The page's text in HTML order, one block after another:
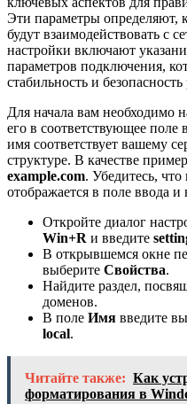
Эти параметры определяют,
будут взаимодействовать с
настройки включают
параметров подключения,
стабильность и
Для начала вам необходимо
его в соответствующее
имя соответствует вашему
структуре. В качестве
example.com. Убедитесь,
отображается в поле ввода
Откройте диалог
Win+R и введите
В открывшемся окне
выберите Свойства.
Найдите раздел,
доменов.
В поле Имя введите
local.
Читайте также: Как
форматирования в